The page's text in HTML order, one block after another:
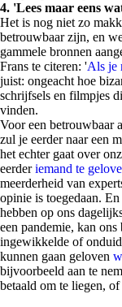
4. 'Lees maar eens
Het is nog niet zo
betrouwbaar zijn, en
gammele bronnen
Frans te citeren: 'Als je
juist: ongeacht hoe
schrijfsels en filmpjes
vinden.
Voor een betrouwbaar
zul je eerder naar een
het echter gaat over
eerderiemand te
meerderheid van
opinie is toegedaan.
hebben op ons
een pandemie, kan
ingewikkelde of
kunnen gaan geloven
bijvoorbeeld aan te
betaald om te liegen,